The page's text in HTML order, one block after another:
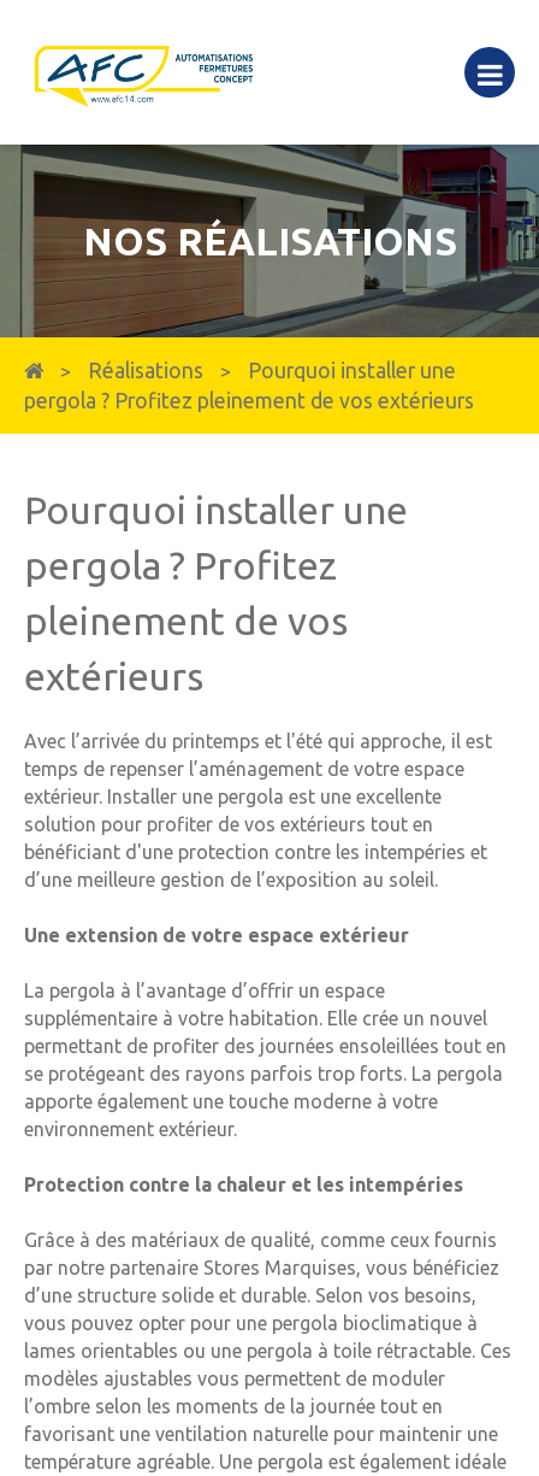
NOS RÉALISATIONS
> Réalisations >
Pourquoi installer une
pergola ? Profitez pleinement de vos extérieurs
Pourquoi installer une
pergola ? Profitez
pleinement de vos
extérieurs
Avec l’arrivée du printemps et l'été qui approche, il est
temps de repenser l’aménagement de votre espace
extérieur. Installer une pergola est une excellente
solution pour profiter de vos extérieurs tout en
bénéficiant d'une protection contre les intempéries et
d’une meilleure gestion de l’exposition au soleil.
Une extension de votre espace extérieur
La pergola à l’avantage d’offrir un espace
supplémentaire à votre habitation. Elle crée un nouvel
permettant de profiter des journées ensoleillées tout en
se protégeant des rayons parfois trop forts. La pergola
apporte également une touche moderne à votre
environnement extérieur.
Protection contre la chaleur et les intempéries
Grâce à des matériaux de qualité, comme ceux fournis
par notre partenaire Stores Marquises, vous bénéficiez
d’une structure solide et durable. Selon vos besoins,
vous pouvez opter pour une pergola bioclimatique à
lames orientables ou une pergola à toile rétractable. Ces
modèles ajustables vous permettent de moduler
l’ombre selon les moments de la journée tout en
favorisant une ventilation naturelle pour maintenir une
température agréable. Une pergola est également idéale